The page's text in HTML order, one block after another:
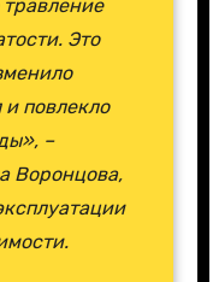
Это
повлекло
–
Воронцова,